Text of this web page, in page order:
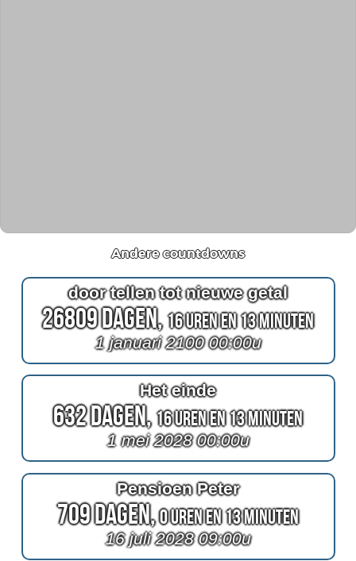
Andere countdowns
door tellen tot nieuwe getal
26809 Dagen,16 Uren en 13 Minuten
1 januari 2100 00:00u
Het einde
632 Dagen,16 Uren en 13 Minuten
1 mei 2028 00:00u
Pensioen Peter
709 Dagen,0 Uren en 13 Minuten
16 juli 2028 09:00u